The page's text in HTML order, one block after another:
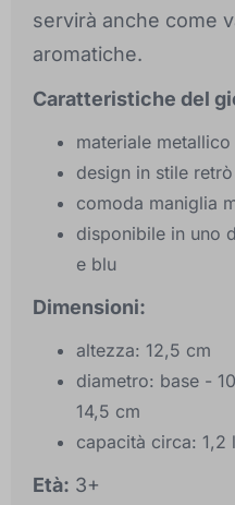
servirà anche come
aromatiche.
Caratteristiche del
materiale metallico
design in stile retrò
comoda maniglia
disponibile in uno
e blu
Dimensioni:
altezza: 12,5 cm
diametro: base -
14,5 cm
capacità circa: 1,2 l
Età: 3+